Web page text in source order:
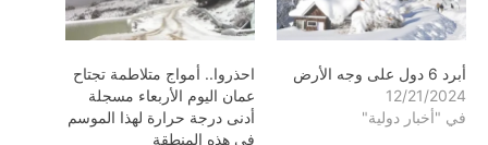
أبرد 6 دول على وجه الأرض
12/21/2024
في "أخبار دولية"
احذروا.. أمواج متلاطمة تجتاح
عمان اليوم الأربعاء مسجلة
أدنى درجة حرارة لهذا الموسم
في هذه المنطقة